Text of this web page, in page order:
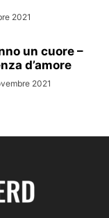
2021
un cuore –
d’amore
2021